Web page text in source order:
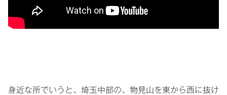
身近な所でいうと、埼玉中部の、物見山を東から西に抜け